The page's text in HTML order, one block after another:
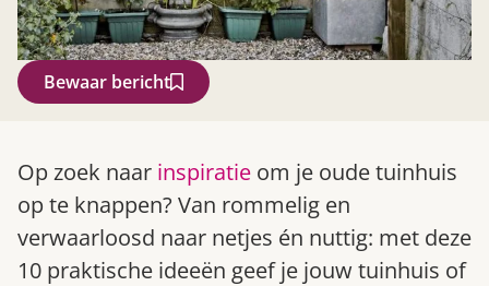
Bewaar bericht
Op zoek naar inspiratie om je oude tuinhuis
op te knappen? Van rommelig en
verwaarloosd naar netjes én nuttig: met deze
10 praktische ideeën geef je jouw tuinhuis of